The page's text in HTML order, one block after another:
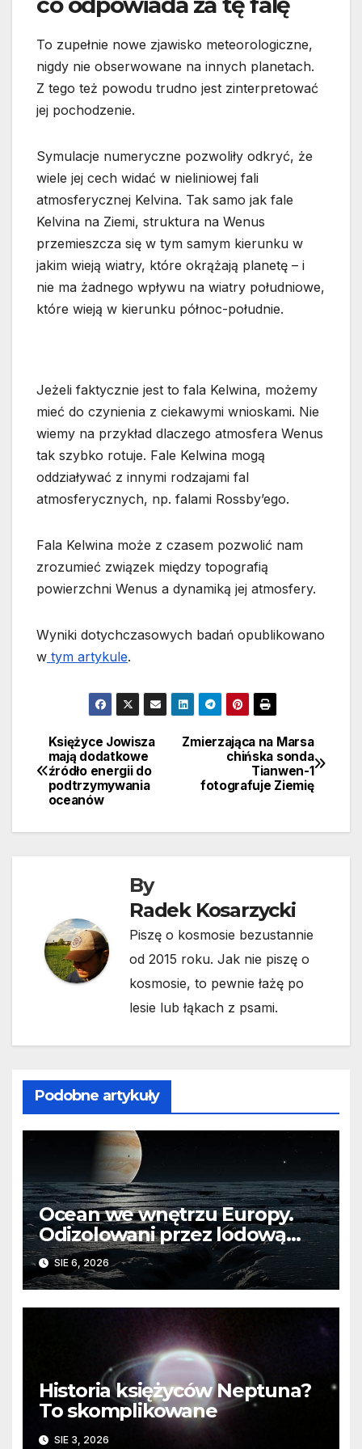
To zupełnie nowe zjawisko meteorologiczne,
nigdy nie obserwowane na innych planetach.
Z tego też powodu trudno jest zinterpretować
jej pochodzenie.
Symulacje numeryczne pozwoliły odkryć, że
wiele jej cech widać w nieliniowej fali
atmosferycznej Kelvina. Tak samo jak fale
Kelvina na Ziemi, struktura na Wenus
przemieszcza się w tym samym kierunku w
jakim wieją wiatry, które okrążają planetę – i
nie ma żadnego wpływu na wiatry południowe,
które wieją w kierunku północ-południe.
Jeżeli faktycznie jest to fala Kelwina, możemy
mieć do czynienia z ciekawymi wnioskami. Nie
wiemy na przykład dlaczego atmosfera Wenus
tak szybko rotuje. Fale Kelwina mogą
oddziaływać z innymi rodzajami fal
atmosferycznych, np. falami Rossby’ego.
Fala Kelwina może z czasem pozwolić nam
zrozumieć związek między topografią
powierzchni Wenus a dynamiką jej atmosfery.
Wyniki dotychczasowych badań opublikowano
w tym artykule.
Nawigacja
wpisu
Zmierzająca na Marsa
chińska sonda
Tianwen-1
fotografuje Ziemię
Księżyce Jowisza
mają dodatkowe
źródło energii do
podtrzymywania
oceanów
By
Radek Kosarzycki
Piszę o kosmosie bezustannie
od 2015 roku. Jak nie piszę o
kosmosie, to pewnie łażę po
lesie lub łąkach z psami.
Podobne artykuły
Ocean we wnętrzu Europy.
Odizolowani przez lodową
barierę
SIE 6, 2026
Historia księżyców Neptuna?
To skomplikowane
SIE 3, 2026